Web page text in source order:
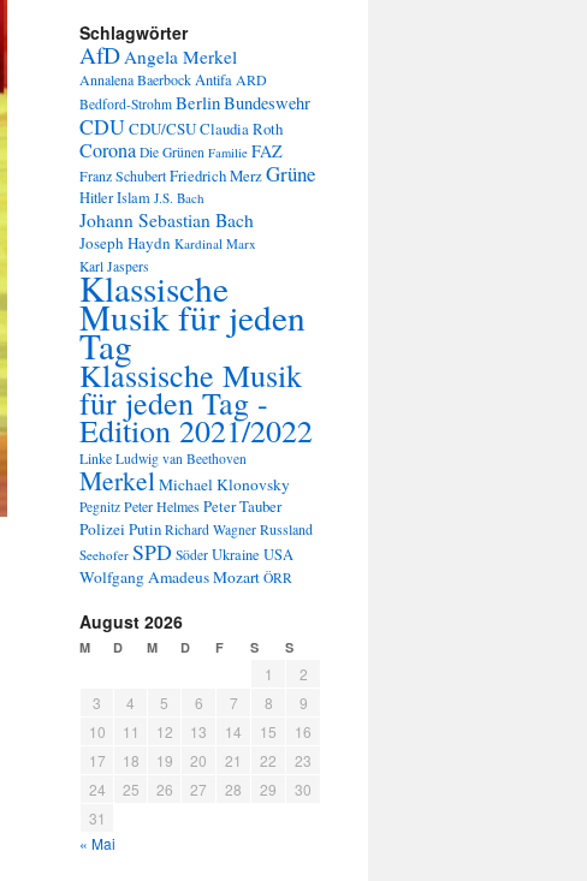
Schlagwörter
AfDAngela Merkel
Annalena BaerbockAntifa ARD
Bedford-Strohm BerlinBundeswehr
CDUCDU/CSUClaudia Roth
Corona Die Grünen Familie FAZ
Franz SchubertFriedrich MerzGrüne
HitlerIslam J.S. Bach
Johann Sebastian Bach
Joseph Haydn Kardinal Marx
Karl Jaspers
Klassische
Musik für jeden
Tag
Klassische Musik
für jeden Tag -
Edition 2021/2022
Linke Ludwig van Beethoven
MerkelMichael Klonovsky
Pegnitz Peter HelmesPeter Tauber
PolizeiPutin Richard Wagner Russland
Seehofer SPD Söder Ukraine USA
Wolfgang Amadeus Mozart ÖRR
August 2026
M D M D F S S
1
2
3
4 5 6 7 8
9
10
11 12 13 14 15
16
17
18 19 20 21 22
23
24
25 26 27 28 29
30
31
« Mai